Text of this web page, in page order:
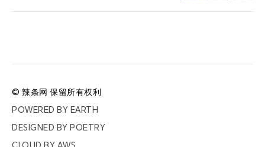
© 辣条网 保留所有权利
POWERED BY EARTH
DESIGNED BY POETRY